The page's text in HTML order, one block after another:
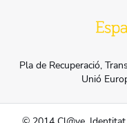
Pla de Recuperació,
Unió